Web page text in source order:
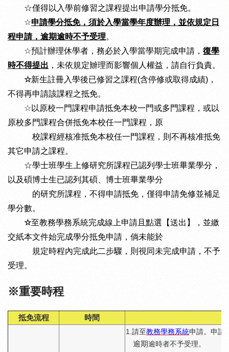
☆僅得以入學前修習之課程提出申請學分抵免。
☆申請學分抵免，須於入學當學年度辦理，並依規定日
程申請，逾期逾時不予受理。
☆預計辦理休學者，務必於入學當學期完成申請， 復學
時不得提出 ，未依規定辧理而影響個人權益，請自行負責。
☆新生註冊入學後已修習之課程(含停修或取得成績) ，
不得再申請該課程之抵免。
☆ 以原校一門課程申請抵免本校一門或多門課程，或以
原校多門課程合併抵免本校任一門課程，原
校課程經核准抵免本校任一門課程，則不再核准抵免
其它申請之課程。
☆學士班學生上修研究所課程已認列學士班畢業學分，
以及碩博士生已認列其碩、博士班畢業學分
的研究所課程，不得申請抵免，僅得申請免修並補足
學分數。
☆至教務學務系統完成線上申請且點選【送出】，並繳
交紙本文件始完成學分抵免申請，倘未能於
規定時程內完成此二步驟，則視同未完成申請，不予
受理。
※重要時程
抵免流程 時間
1. 請至教務學務系統申請。申請
逾期逾時者不予受理。